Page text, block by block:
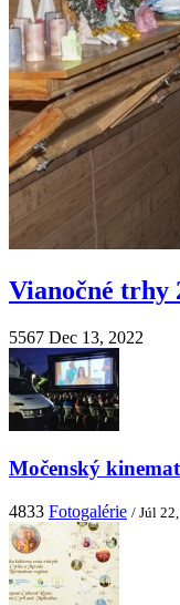
Vianočné trhy
5567 Dec 13, 2022
Močenský
4833 Fotogalérie / Júl